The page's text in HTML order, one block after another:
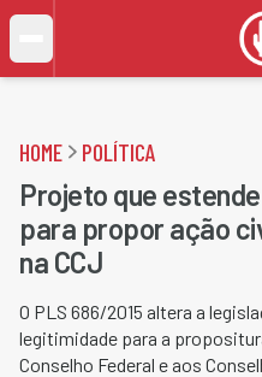
HOME POLÍTICA
Projeto que
para propor ação
na CCJ
O PLS 686/2015 altera a
legitimidade para a
Conselho Federal e aos